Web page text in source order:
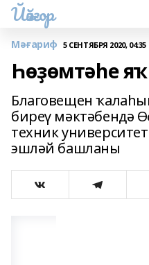
Йәйғор
Мәғариф 5 СЕНТЯБРЯ 2020, 04:35
Һөҙөмтәһе
Благовещен
биреү мәктәбендә
техник
эшләй башланы